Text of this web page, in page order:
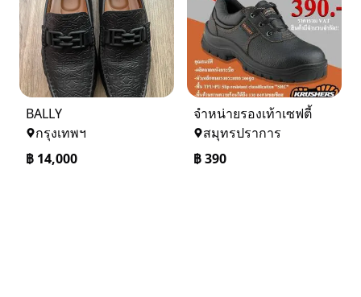
BALLY
กรุงเทพฯ
฿ 14,000
จำหน่ายรองเท้าเซฟตี้
สมุทรปราการ
฿390